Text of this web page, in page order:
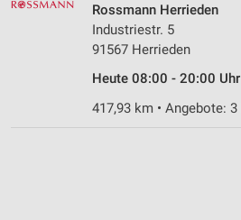
Rossmann Herrieden
Industriestr. 5
91567 Herrieden
Heute 08:00 - 20:00
417,93 km • Angebote: